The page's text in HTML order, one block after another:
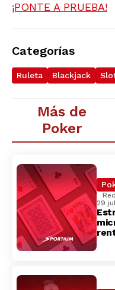
¡PONTE A PRUEBA!
Categorías
Ruleta Blackjack
Más de
Poker
29